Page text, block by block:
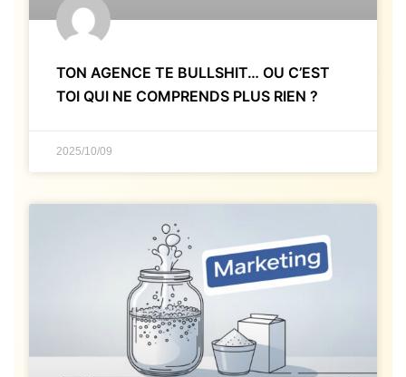
TON AGENCE TE BULLSHIT… OU C’EST
TOI QUI NE COMPRENDS PLUS RIEN ?
2025/10/09